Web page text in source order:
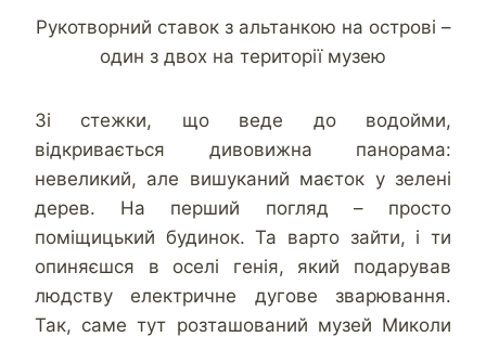
Рукотворний ставок з альтанкою на острові –
один з двох на території музею
Зі стежки, що веде до водойми,
відкривається дивовижна панорама:
невеликий, але вишуканий маєток у зелені
дерев. На перший погляд – просто
поміщицький будинок. Та варто зайти, і ти
опиняєшся в оселі генія, який подарував
людству електричне дугове зварювання.
Так, саме тут розташований музей Миколи